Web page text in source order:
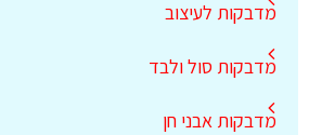
מדבקות לעיצוב
מדבקות סול ולבד
מדבקות אבני חן